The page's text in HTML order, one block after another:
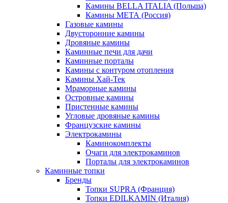
Камины BELLA ITALIA (Польша)
Камины МЕТА (Россия)
Газовые камины
Двусторонние камины
Дровяные камины
Каминные печи для дачи
Каминные порталы
Камины с контуром отопления
Камины Хай-Тек
Мраморные камины
Островные камины
Пристенные камины
Угловые дровяные камины
Французские камины
Электрокамины
Каминокомплекты
Очаги для электрокаминов
Порталы для электрокаминов
Каминные топки
Бренды
Топки SUPRA (Франция)
Топки EDILKAMIN (Италия)